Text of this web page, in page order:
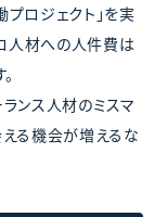
ロジェクト」を実
人材への人件費は
ンス人材のミスマ
る機会が増えるな